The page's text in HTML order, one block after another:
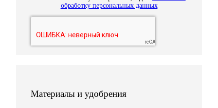
обработку персональных данных
Материалы и удобрения